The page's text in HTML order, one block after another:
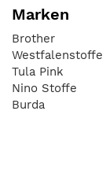
Marken
Brother
Westfalenstoffe
Tula Pink
Nino Stoffe
Burda